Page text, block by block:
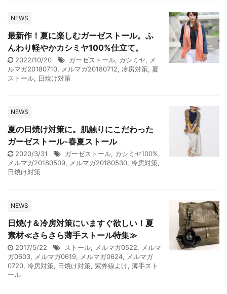
NEWS
最新作！夏に楽しむガーゼストール。ふ
んわり軽やかカシミヤ100%仕立て。
2022/10/20 ガーゼストール, カシミヤ, メ
ルマガ20180710, メルマガ20180712, 冷房対策, 夏
ストール, 日焼け対策
NEWS
夏の日焼け対策に。肌触りにこだわった
ガーゼストール-春夏ストール
2020/3/31 ガーゼストール, カシミヤ100%,
メルマガ20180509, メルマガ20180530, 冷房対策,
日焼け対策
NEWS
日焼け＆冷房対策にいますぐ欲しい！夏
素材≪さらさら薄手ストール特集≫
2017/5/22 ストール, メルマガ0522, メルマ
ガ0603, メルマガ0619, メルマガ0624, メルマガ
0720, 冷房対策, 日焼け対策, 紫外線よけ, 薄手スト
ール